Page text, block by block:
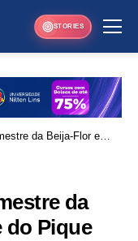
STORIES
da Beija-Flor e
da
do Pique